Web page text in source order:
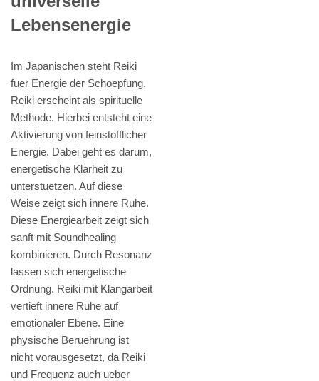
Lebensenergie
Im Japanischen steht Reiki
fuer Energie der Schoepfung.
Reiki erscheint als spirituelle
Methode. Hierbei entsteht eine
Aktivierung von feinstofflicher
Energie. Dabei geht es darum,
energetische Klarheit zu
unterstuetzen. Auf diese
Weise zeigt sich innere Ruhe.
Diese Energiearbeit zeigt sich
sanft mit Soundhealing
kombinieren. Durch Resonanz
lassen sich energetische
Ordnung. Reiki mit Klangarbeit
vertieft innere Ruhe auf
emotionaler Ebene. Eine
physische Beruehrung ist
nicht vorausgesetzt, da Reiki
und Frequenz auch ueber